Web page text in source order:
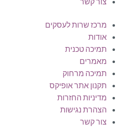
מרכז שרות לעסקים
אודות
תמיכה טכנית
מאמרים
תמיכה מרחוק
תקנון אתר אופיקס
מדיניות החזרות
הצהרת נגישות
צור קשר